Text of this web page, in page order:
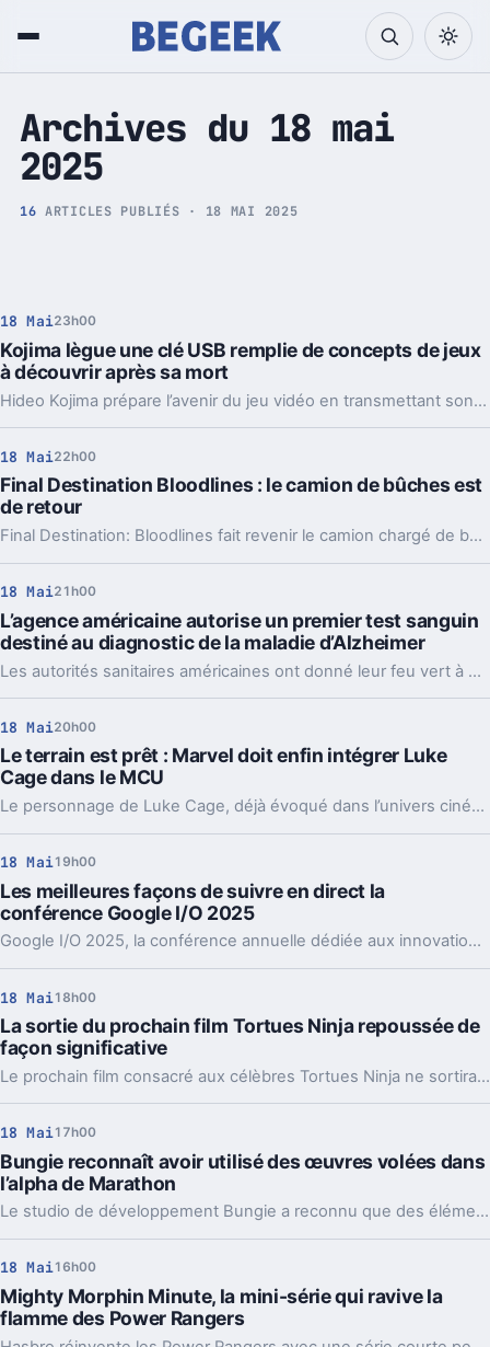
Tech et Pop culture
Archives du 18 mai
2025
16 ARTICLES PUBLIÉS · 18 MAI 2025
18 Mai23h00
Kojima lègue une clé USB remplie de concepts de jeux
à découvrir après sa mort
Hideo Kojima prépare l’avenir du jeu vidéo en transmettant son héritage créatif : il a confié qu’il laissera une clé USB contenant des concepts de jeux inédits, à explorer par d’autres après sa disparition.
18 Mai22h00
Final Destination Bloodlines : le camion de bûches est
de retour
Final Destination: Bloodlines fait revenir le camion chargé de bûches, image culte de Final Destination 2 sorti en 2003, symbole de la peur sur la route.
18 Mai21h00
L’agence américaine autorise un premier test sanguin
destiné au diagnostic de la maladie d’Alzheimer
Les autorités sanitaires américaines ont donné leur feu vert à un test sanguin permettant, pour la première fois, de diagnostiquer la maladie d’Alzheimer. Cette avancée marque une étape importante dans la détection précoce de cette pathologie neurodégénérative.
18 Mai20h00
Le terrain est prêt : Marvel doit enfin intégrer Luke
Cage dans le MCU
Le personnage de Luke Cage, déjà évoqué dans l’univers cinématographique Marvel, dispose de bases solides pour une intégration prochaine. Les fans attendent avec impatience que Marvel concrétise cette opportunité et lui donne enfin sa place sur grand écran.
18 Mai19h00
Les meilleures façons de suivre en direct la
conférence Google I/O 2025
Google I/O 2025, la conférence annuelle dédiée aux innovations du géant américain, sera diffusée en ligne. Les passionnés de technologie pourront suivre en direct les annonces majeures et présentations depuis n'importe quel endroit connecté.
18 Mai18h00
La sortie du prochain film Tortues Ninja repoussée de
façon significative
Le prochain film consacré aux célèbres Tortues Ninja ne sortira pas à la date initialement prévue. Le projet cinématographique très attendu rencontre en effet un important retard, repoussant sa sortie et décevant les nombreux fans de la franchise.
18 Mai17h00
Bungie reconnaît avoir utilisé des œuvres volées dans
l’alpha de Marathon
Le studio de développement Bungie a reconnu que des éléments graphiques présents dans l’alpha de son prochain jeu Marathon provenaient d’œuvres volées. Cette révélation soulève des questions sur la vigilance et les pratiques internes de l’entreprise en matière de création artistique.
18 Mai16h00
Mighty Morphin Minute, la mini-série qui ravive la
flamme des Power Rangers